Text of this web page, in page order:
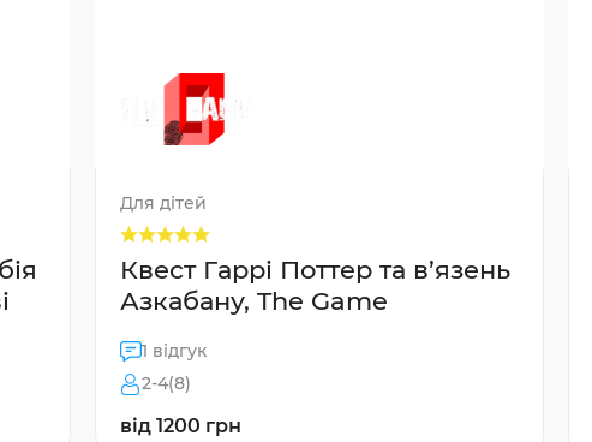
Для дітей
Квест Гаррі Поттер та в’язень
Азкабану, The Game
1 відгук
2-4(8)
від 1200 грн